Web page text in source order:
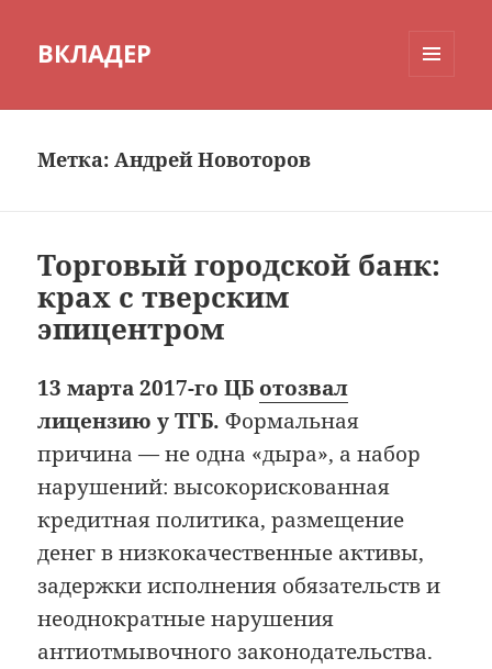
ВКЛАДЕР
Метка:Андрей Новоторов
Торговый городской банк:
крах с тверским
эпицентром
13 марта 2017-го ЦБ отозвал
лицензию у ТГБ. Формальная
причина — не одна «дыра», а набор
нарушений: высокорискованная
кредитная политика, размещение
денег в низкокачественные активы,
задержки исполнения обязательств и
неоднократные нарушения
антиотмывочного законодательства.